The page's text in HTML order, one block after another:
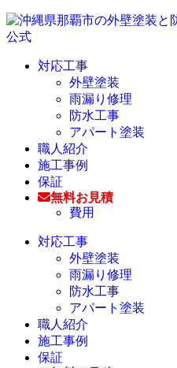
対応工事
外壁塗装
雨漏り修理
防水工事
アパート塗装
職人紹介
施工事例
保証
無料お見積
費用
対応工事
外壁塗装
雨漏り修理
防水工事
アパート塗装
職人紹介
施工事例
保証